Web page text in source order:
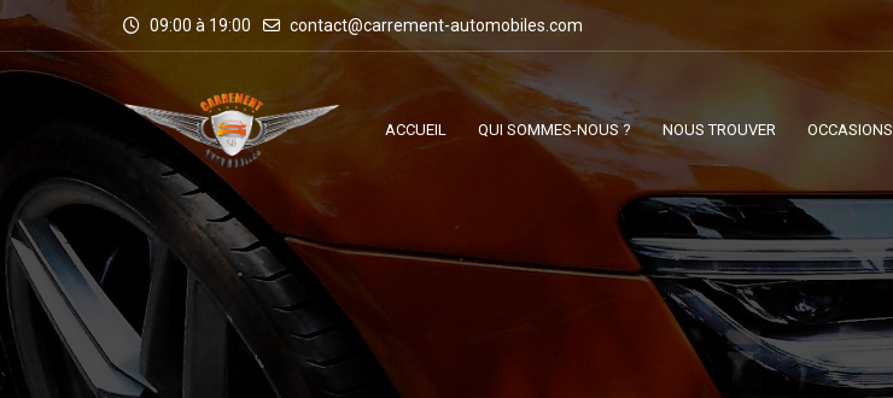
09:00 à 19:00 contact@carrement-automobiles.com
ACCUEIL QUI SOMMES-NOUS ? NOUS TROUVER OCCASIONS